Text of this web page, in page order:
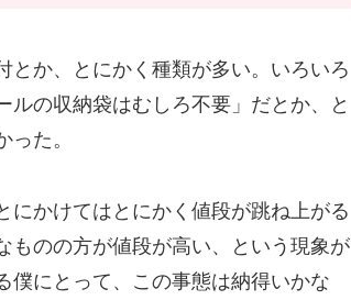
とか、とにかく種類が多い。いろいろ
の収納袋はむしろ不要」だとか、と
た。
にかけてはとにかく値段が跳ね上がる
ものの方が値段が高い、という現象が
僕にとって、この事態は納得いかな